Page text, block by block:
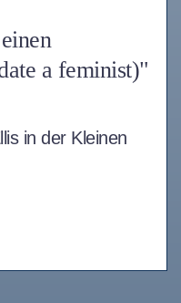
a feminist)"
in der Kleinen